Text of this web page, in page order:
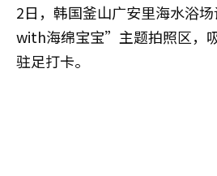
2日，韩国釜山广安里海水浴
with海绵宝宝”主题拍照区，
驻足打卡。